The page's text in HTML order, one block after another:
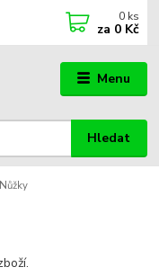
Menu
Hledat
0 ks
za 0 Kč
Nůžky